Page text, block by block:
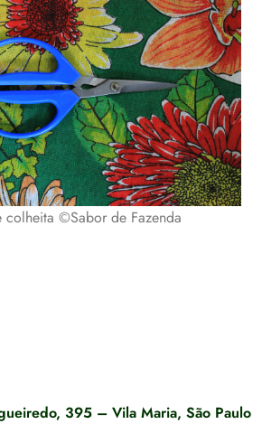
colheita ©Sabor de Fazenda
395 – Vila Maria, São Paulo